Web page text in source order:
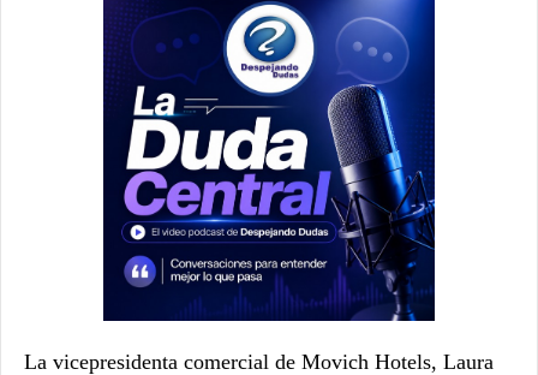
La vicepresidenta comercial de Movich Hotels, Laura